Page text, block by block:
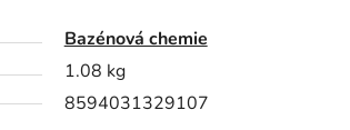
Bazénová chemie
1.08 kg
8594031329107